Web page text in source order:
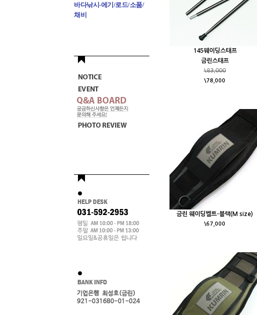
바다낚시-에기/로드/소품/
채비
145웨이딩스태프
금린스태프
\83,000
\78,000
금린 웨이딩벨트-블랙(M size)
\67,000